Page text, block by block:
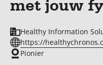
met jouw
Healthy Information
https://
Pionier